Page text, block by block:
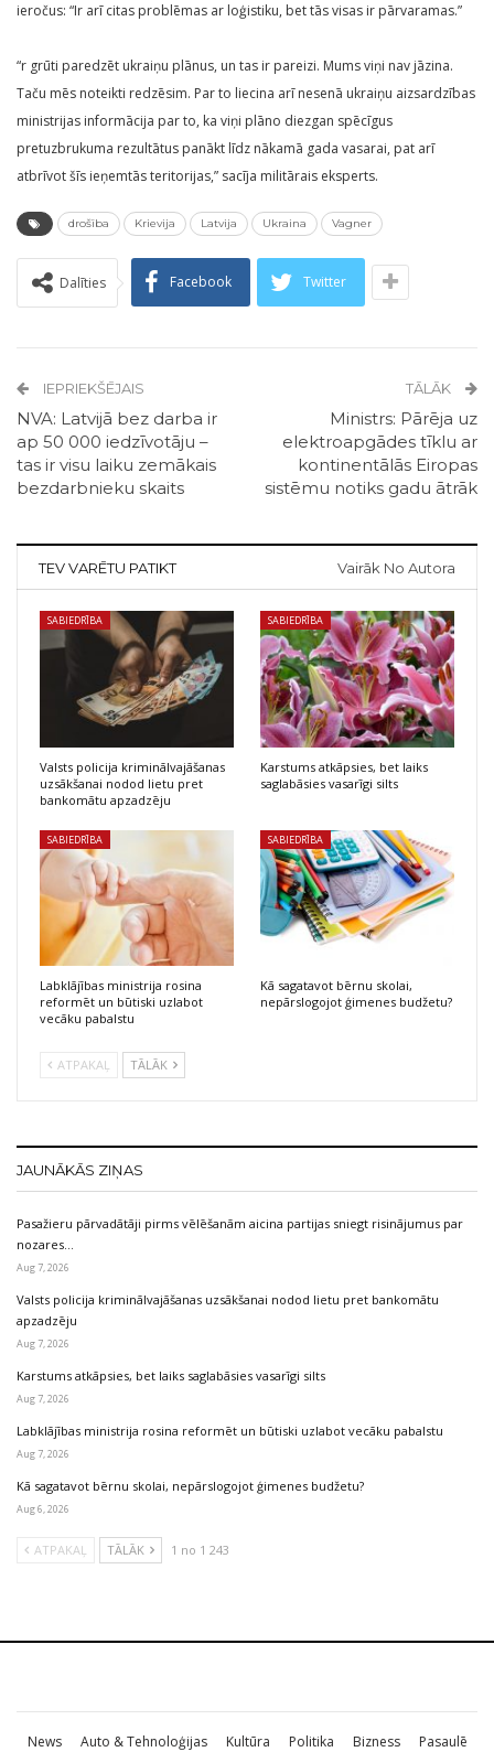
ieročus: “Ir arī citas problēmas ar loģistiku, bet tās visas ir pārvaramas.”
“r grūti paredzēt ukraiņu plānus, un tas ir pareizi. Mums viņi nav jāzina.
Taču mēs noteikti redzēsim. Par to liecina arī nesenā ukraiņu aizsardzības
ministrijas informācija par to, ka viņi plāno diezgan spēcīgus
pretuzbrukuma rezultātus panākt līdz nākamā gada vasarai, pat arī
atbrīvot šīs ieņemtās teritorijas,” sacīja militārais eksperts.
drošība Krievija Latvija Ukraina Vagner
Dalīties Facebook Twitter
IEPRIEKŠĒJAIS
NVA: Latvijā bez darba ir
ap 50 000 iedzīvotāju –
tas ir visu laiku zemākais
bezdarbnieku skaits
TĀLĀK
Ministrs: Pārēja uz
elektroapgādes tīklu ar
kontinentālās Eiropas
sistēmu notiks gadu ātrāk
TEV VARĒTU PATIKT Vairāk No Autora
SABIEDRĪBA
Valsts policija kriminālvajāšanas
uzsākšanai nodod lietu pret
bankomātu apzadzēju
SABIEDRĪBA
Karstums atkāpsies, bet laiks
saglabāsies vasarīgi silts
SABIEDRĪBA
Labklājības ministrija rosina
reformēt un būtiski uzlabot
vecāku pabalstu
SABIEDRĪBA
Kā sagatavot bērnu skolai,
nepārslogojot ģimenes budžetu?
ATPAKAĻ TĀLĀK
JAUNĀKĀS ZIŅAS
Pasažieru pārvadātāji pirms vēlēšanām aicina partijas sniegt risinājumus par
nozares…
Aug 7, 2026
Valsts policija kriminālvajāšanas uzsākšanai nodod lietu pret bankomātu
apzadzēju
Aug 7, 2026
Karstums atkāpsies, bet laiks saglabāsies vasarīgi silts
Aug 7, 2026
Labklājības ministrija rosina reformēt un būtiski uzlabot vecāku pabalstu
Aug 7, 2026
Kā sagatavot bērnu skolai, nepārslogojot ģimenes budžetu?
Aug 6, 2026
ATPAKAĻ TĀLĀK 1 no 1 243
News Auto & Tehnoloģijas Kultūra Politika Bizness Pasaulē